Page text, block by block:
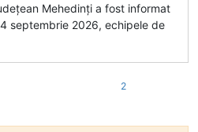
Mehedinți a fost informat
septembrie 2026, echipele de
2